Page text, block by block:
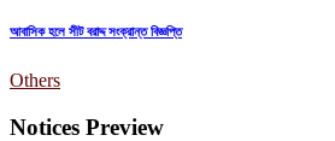
আবাসিক হলে সীট বরাদ্দ সংক্রান্ত বিজ্ঞপ্তি
Others
Notices Preview